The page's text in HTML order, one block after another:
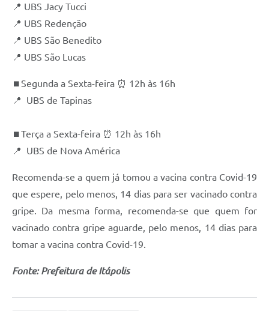
Contas Públicas
Telefones Úteis
Transparência
Enquete
Agenda
e-SIC
Diário Oficial
📍 UBS Jacy Tucci
📍 UBS Redenção
📍 UBS São Benedito
📍 UBS São Lucas
⏹Segunda a Sexta-feira ⏰ 12h às 16h
📍 UBS de Tapinas
⏹Terça a Sexta-feira ⏰ 12h às 16h
📍 UBS de Nova América
Recomenda-se a quem já tomou a vacina contra Covid-19
que espere, pelo menos, 14 dias para ser vacinado contra
gripe. Da mesma forma, recomenda-se que quem for
vacinado contra gripe aguarde, pelo menos, 14 dias para
tomar a vacina contra Covid-19.
Fonte: Prefeitura de Itápolis